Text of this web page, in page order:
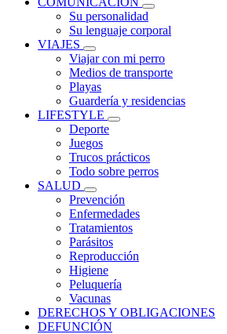
Su personalidad
Su lenguaje corporal
VIAJES
Viajar con mi perro
Medios de transporte
Playas
Guardería y residencias
LIFESTYLE
Deporte
Juegos
Trucos prácticos
Todo sobre perros
SALUD
Prevención
Enfermedades
Tratamientos
Parásitos
Reproducción
Higiene
Peluquería
Vacunas
DERECHOS Y OBLIGACIONES
DEFUNCIÓN